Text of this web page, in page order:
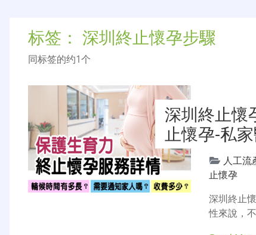
标签： 深圳終止懷孕步驟
同标签的约1个
深圳終止懷
止懷孕-私
人工流
止懷孕
深圳終止
性來說，